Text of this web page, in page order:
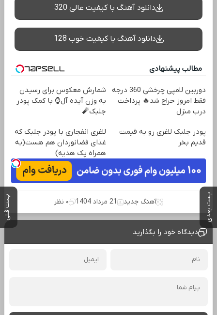
پست بعدی پست قبلی
دانلود آهنگ با کیفیت عالی 320
دانلود آهنگ با کیفیت خوب 128
مطالب پیشنهادی
دوربین لامپی چرخشی 360 درجه
فقط امروز حراج شد🔥 پرداخت
درب منزل
شمارش معکوس برای رسیدن
به وزن آیده آل⌚ با کمک پودر
جلبک🧨
پودر جلبک لاغری رو به قیمت
قدیم بخر
لاغری انفجاری با پودر جلبک که
غذای فضانوردان هم هست(به
همراه پک هدیه)
آهنگ جدید 21 مرداد 1404 ۰ نظر
دیدگاه خود را بگذارید